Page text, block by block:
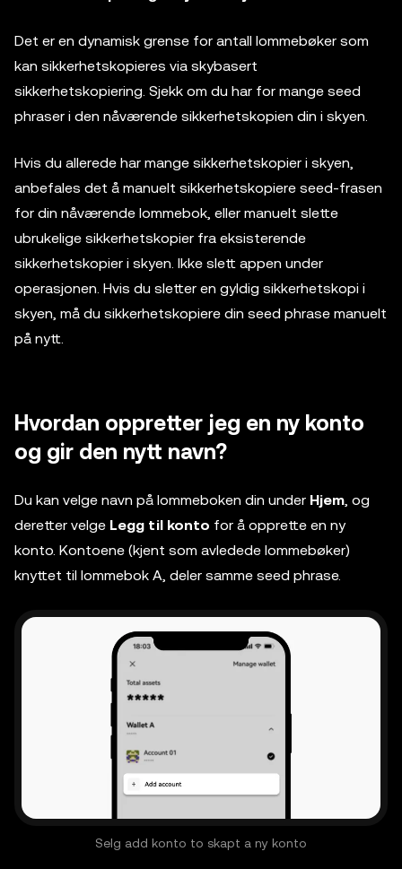
Det er en dynamisk grense for antall lommebøker som
kan sikkerhetskopieres via skybasert
sikkerhetskopiering. Sjekk om du har for mange seed
phraser i den nåværende sikkerhetskopien din i skyen.
Hvis du allerede har mange sikkerhetskopier i skyen,
anbefales det å manuelt sikkerhetskopiere seed-frasen
for din nåværende lommebok, eller manuelt slette
ubrukelige sikkerhetskopier fra eksisterende
sikkerhetskopier i skyen. Ikke slett appen under
operasjonen. Hvis du sletter en gyldig sikkerhetskopi i
skyen, må du sikkerhetskopiere din seed phrase manuelt
på nytt.
Hvordan oppretter jeg en ny konto
og gir den nytt navn?
Du kan velge navn på lommeboken din under Hjem , og
deretter velge Legg til konto for å opprette en ny
konto. Kontoene (kjent som avledede lommebøker)
knyttet til lommebok A, deler samme seed phrase.
Selg add konto to skapt a ny konto